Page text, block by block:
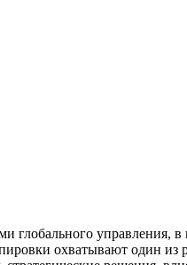
глобального управления, в
охватывают один из